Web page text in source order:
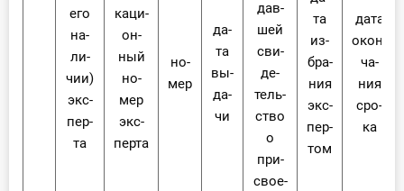
его
на­
ли­
чии)
экс­
пер­
та
ка­ци­
он­
ный
но­
мер
экс­
пер­та
но­
мер
да­
та
вы­
да­
чи
дав­
шей
сви­
де­
тель­
ство
о
при­
сво­е­
та
из­
бра­
ния
экс­
пер­
том
да­та
окон­
ча­
ния
сро­
ка